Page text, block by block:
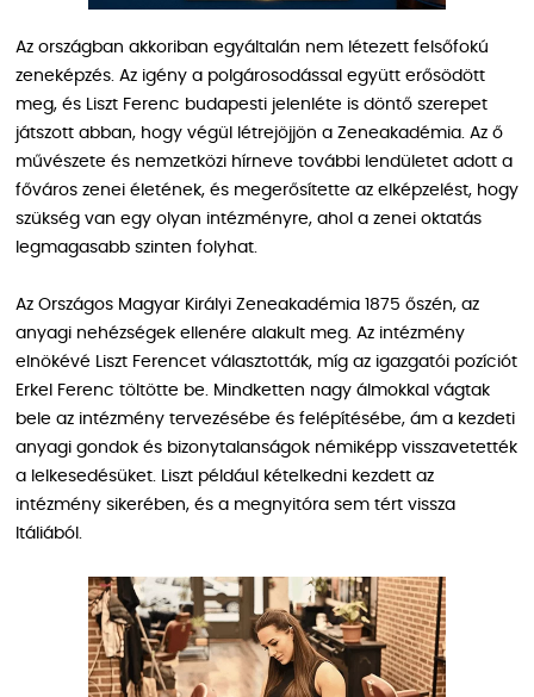
Az országban akkoriban egyáltalán nem létezett felsőfokú
zeneképzés. Az igény a polgárosodással együtt erősödött
meg, és Liszt Ferenc budapesti jelenléte is döntő szerepet
játszott abban, hogy végül létrejöjjön a Zeneakadémia. Az ő
művészete és nemzetközi hírneve további lendületet adott a
főváros zenei életének, és megerősítette az elképzelést, hogy
szükség van egy olyan intézményre, ahol a zenei oktatás
legmagasabb szinten folyhat.
Az Országos Magyar Királyi Zeneakadémia 1875 őszén, az
anyagi nehézségek ellenére alakult meg. Az intézmény
elnökévé Liszt Ferencet választották, míg az igazgatói pozíciót
Erkel Ferenc töltötte be. Mindketten nagy álmokkal vágtak
bele az intézmény tervezésébe és felépítésébe, ám a kezdeti
anyagi gondok és bizonytalanságok némiképp visszavetették
a lelkesedésüket. Liszt például kételkedni kezdett az
intézmény sikerében, és a megnyitóra sem tért vissza
Itáliából.